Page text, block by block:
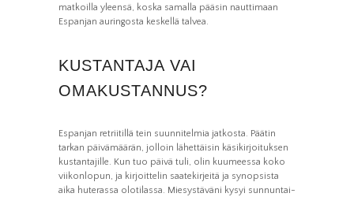
matkoilla yleensä, koska samalla pääsin nauttimaan
Espanjan auringosta keskellä talvea.
KUSTANTAJA VAI
OMAKUSTANNUS?
Espanjan retriitillä tein suunnitelmia jatkosta. Päätin
tarkan päivämäärän, jolloin lähettäisin käsikirjoituksen
kustantajille. Kun tuo päivä tuli, olin kuumeessa koko
viikonlopun, ja kirjoittelin saatekirjeitä ja synopsista
aika huterassa olotilassa. Miesystäväni kysyi sunnuntai-